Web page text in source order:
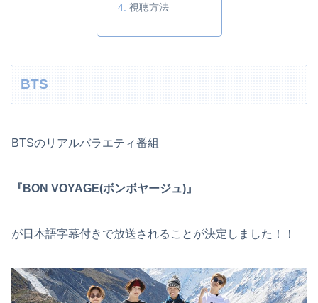
視聴方法
BTS
BTSのリアルバラエティ番組
『BON VOYAGE(ボンボヤージュ)』
が日本語字幕付きで放送されることが決定しました！！